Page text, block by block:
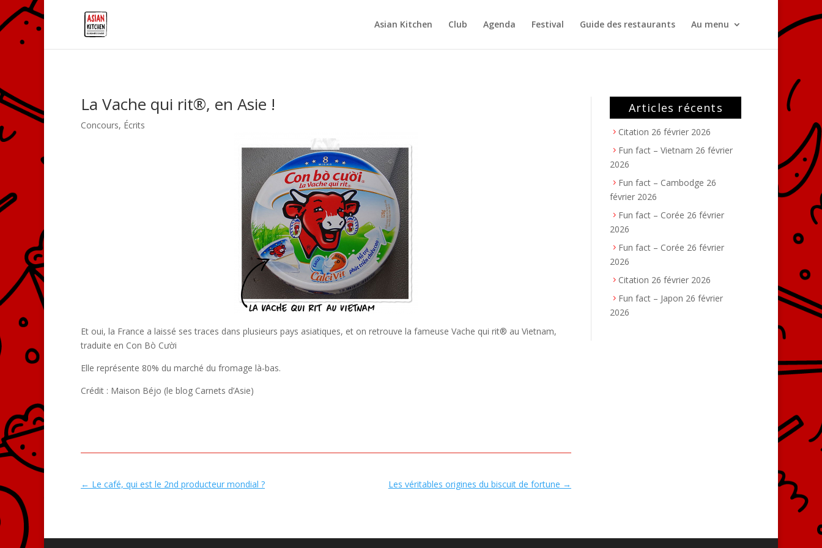
Asian Kitchen Club Agenda Festival Guide des restaurants Au menu
La Vache qui rit®, en Asie !
Concours, Écrits
Et oui, la France a laissé ses traces dans plusieurs pays asiatiques, et on retrouve la fameuse Vache qui rit® au Vietnam,
traduite en Con Bò Cười
Elle représente 80% du marché du fromage là-bas.
Crédit : Maison Béjo (le blog Carnets d’Asie)
← Le café, qui est le 2nd producteur mondial ? Les véritables origines du biscuit de fortune →
Articles récents
Citation 26 février 2026
Fun fact – Vietnam 26 février
2026
Fun fact – Cambodge 26
février 2026
Fun fact – Corée 26 février
2026
Fun fact – Corée 26 février
2026
Citation 26 février 2026
Fun fact – Japon 26 février
2026